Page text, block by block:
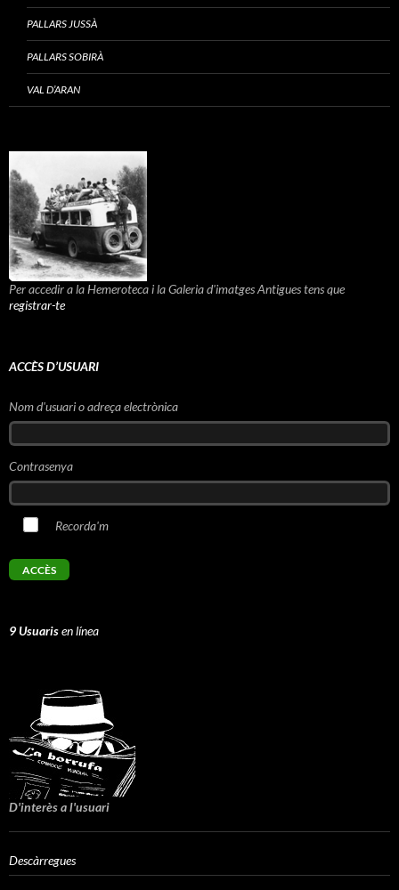
PALLARS JUSSÀ
PALLARS SOBIRÀ
VAL D’ARAN
Per accedir a la Hemeroteca i la Galeria d'imatges Antigues tens que
registrar-te
ACCÈS D’USUARI
Nom d'usuari o adreça electrònica
Contrasenya
Recorda'm
9 Usuarisen línea
D'interès a l'usuari
Descàrregues